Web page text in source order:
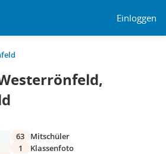
Einloggen
63
Mitschüler
1
Klassenfoto